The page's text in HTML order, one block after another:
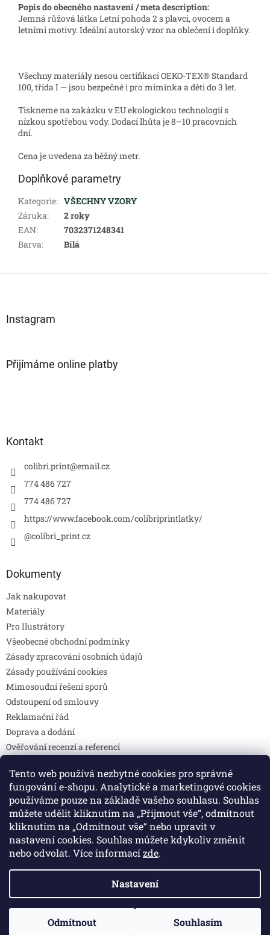
Tento web používá nezbytné cookies pro správné
fungování e-shopu. Analytické a marketingové cookies
používáme pouze na základě vašeho souhlasu. Souhlas
můžete udělit kliknutím na „Přijmout vše“, odmítnout
kliknutím na „Odmítnout vše“ nebo upravit v
nastavení cookies. Souhlas můžete kdykoliv změnit
nebo odvolat. Více informacízde.
Nastavení
Odmítnout Souhlasím
Popis do obecného nastavení / meta description:
Jemná růžová látka Letní pohoda 2 s plavci, ovocem a
letními motivy. Ideální autorský vzor na oblečení i doplňky.
Všechny materiály nesou certifikaci OEKO-TEX® Standard
100, třída I — jsou bezpečné i pro miminka a děti do 3 let.
Tiskneme na zakázku v EU ekologickou technologií s
nízkou spotřebou vody. Dodací lhůta je 8–10 pracovních
dní.
Cena je uvedena za běžný metr.
Doplňkové parametry
Kategorie: VŠECHNY VZORY
Záruka:
2 roky
EAN:
7032371248341
Barva: Bílá
Instagram
Přijímáme online platby
Kontakt
colibri.print@email.cz
774 486 727
774 486 727
https://www.facebook.com/colibriprintlatky/
@colibri_print.cz
Dokumenty
Jak nakupovat
Materiály
Pro Ilustrátory
Všeobecné obchodní podmínky
Zásady zpracování osobních údajů
Zásady používání cookies
Mimosoudní řešení sporů
Odstoupení od smlouvy
Reklamační řád
Doprava a dodání
Ověřování recenzí a referencí
Prohlášení o shodě
Způsoby platby
DOTAZY
Kontakty
Copyright 2026Colibri print. Všechna práva vyhrazena.
Upravit nastavení cookies